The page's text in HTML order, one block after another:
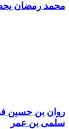
محمد رمضان
روان بن حسين
سلمى بن عمر